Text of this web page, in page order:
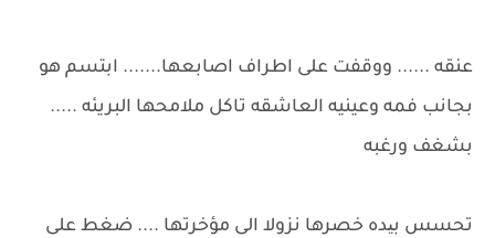
عنقه ...... ووقفت على اطراف اصابعها....... ابتسم هو
بجانب فمه وعينيه العاشقه تاكل ملامحها البريئه .....
بشغف ورغبه
تحسس بیده خصرها نزولا الى مؤخرتها .... ضغط على